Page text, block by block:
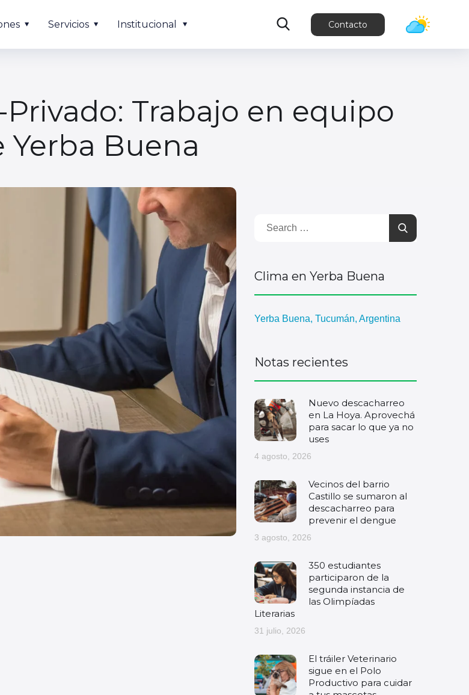
Servicios Institucional Contacto
Trabajo en equipo
Yerba Buena
Clima en Yerba Buena
Yerba Buena, Tucumán, Argentina
Notas recientes
Nuevo descacharreo
en La Hoya. Aprovechá
para sacar lo que ya no
uses
4 agosto, 2026
Vecinos del barrio
Castillo se sumaron al
descacharreo para
prevenir el dengue
3 agosto, 2026
350 estudiantes
participaron de la
segunda instancia de
las Olimpíadas
Literarias
31 julio, 2026
El tráiler Veterinario
sigue en el Polo
Productivo para cuidar